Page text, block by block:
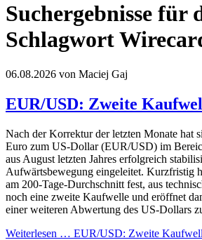
Suchergebnisse für
Schlagwort
06.08.2026 von Maciej Gaj
EUR/USD: Zweite
Nach der Korrektur der letzten Monate hat
Euro zum US-Dollar (EUR/USD) im
aus August letzten Jahres erfolgreich
Aufwärtsbewegung eingeleitet. Kurzfristig
am 200-Tage-Durchschnitt fest, aus
noch eine zweite Kaufwelle und eröffnet
einer weiteren Abwertung des US-Dollars
Weiterlesen … EUR/USD: Zweite